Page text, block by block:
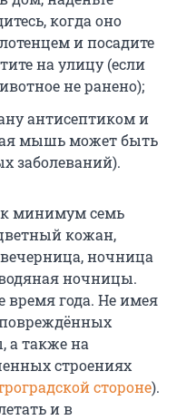
когда оно
и посадите
на улицу (если
не ранено);
антисептиком и
мышь может быть
заболеваний).
минимум семь
кожан,
ночница
ночницы.
время года. Не имея
повреждённых
а также на
строениях
стороне).
и в